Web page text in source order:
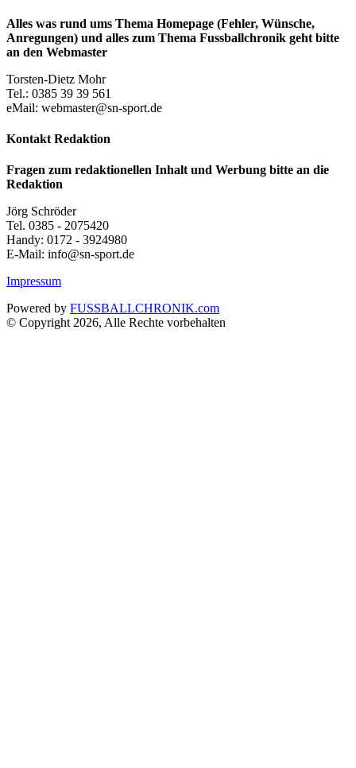
Alles was rund ums Thema Homepage (Fehler, Wünsche,
Anregungen) und alles zum Thema Fussballchronik geht bitte
an den Webmaster
Torsten-Dietz Mohr
Tel.: 0385 39 39 561
eMail: webmaster@sn-sport.de
Kontakt Redaktion
Fragen zum redaktionellen Inhalt und Werbung bitte an die
Redaktion
Jörg Schröder
Tel. 0385 - 2075420
Handy: 0172 - 3924980
E-Mail: info@sn-sport.de
Impressum
Powered by FUSSBALLCHRONIK.com
© Copyright 2026, Alle Rechte vorbehalten